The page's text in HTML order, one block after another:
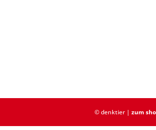
© denktier | zum